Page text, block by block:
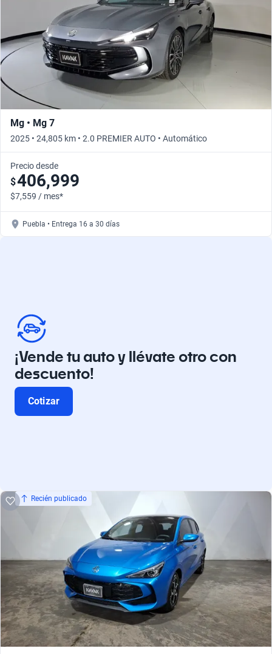
Mg • Mg 7
2025 • 24,805 km • 2.0 PREMIER AUTO • Automático
Precio desde
$406,999
$7,559 / mes*
Puebla • Entrega 16 a 30 días
¡Vende tu auto y llévate otro con
descuento!
Cotizar
Recién publicado